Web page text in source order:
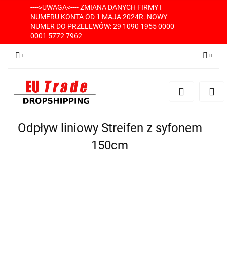
---->UWAGA<---- ZMIANA DANYCH FIRMY I
NUMERU KONTA OD 1 MAJA 2024R. NOWY
NUMER DO PRZELEWÓW: 29 1090 1955 0000
0001 5772 7962
Zarejestruj się
Odpływ liniowy Streifen z syfonem
150cm